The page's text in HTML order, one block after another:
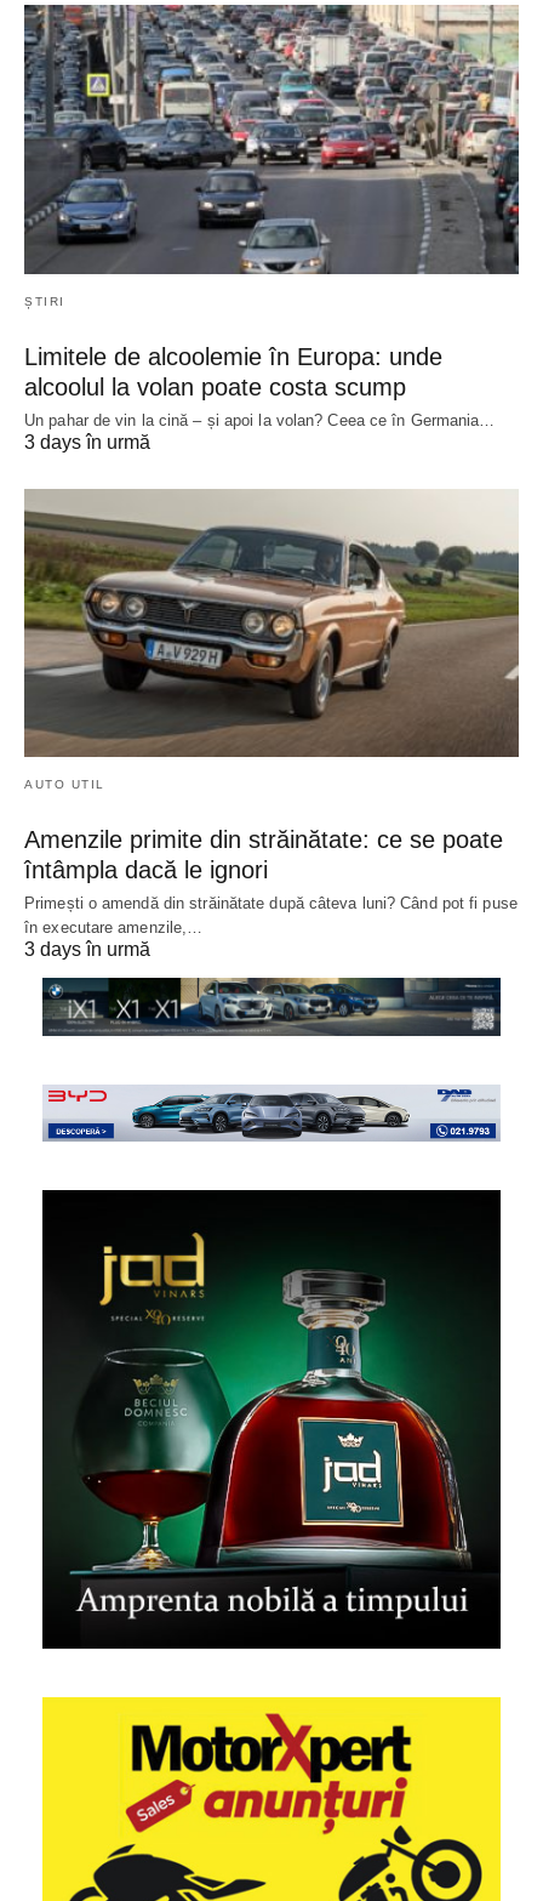
ȘTIRI
Limitele de alcoolemie în Europa: unde
alcoolul la volan poate costa scump
Un pahar de vin la cină – și apoi la volan? Ceea ce în Germania…
3 days în urmă
AUTO UTIL
Amenzile primite din străinătate: ce se poate
întâmpla dacă le ignori
Primești o amendă din străinătate după câteva luni? Când pot fi puse
în executare amenzile,…
3 days în urmă